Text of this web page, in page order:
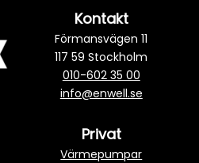
Kontakt
Förmansvägen 11
117 59 Stockholm
010-602 35 00
info@enwell.se
Privat
Värmepumpar